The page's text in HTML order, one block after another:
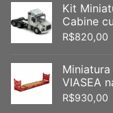
Kit
Cabine
R$820,00
VIASEA
R$930,00